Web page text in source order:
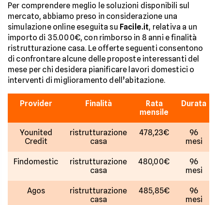
Per comprendere meglio le soluzioni disponibili sul
mercato, abbiamo preso in considerazione una
simulazione online eseguita su Facile.it, relativa a un
importo di 35.000€, con rimborso in 8 anni e finalità
ristrutturazione casa. Le offerte seguenti consentono
di confrontare alcune delle proposte interessanti del
mese per chi desidera pianificare lavori domestici o
interventi di miglioramento dell’abitazione.
Provider Finalità
Rata
mensile
Durata
Younited
Credit
ristrutturazione
casa
478,23€
96
mesi
Findomestic
ristrutturazione
casa
480,00€
96
mesi
Agos
ristrutturazione
casa
485,85€
96
mesi